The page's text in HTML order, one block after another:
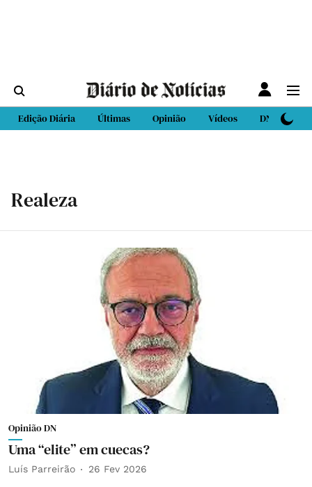
Edição Diária Últimas Opinião Vídeos DN Sport
Realeza
Opinião DN
Uma “elite” em cuecas?
Luís Parreirão 26 Fev 2026